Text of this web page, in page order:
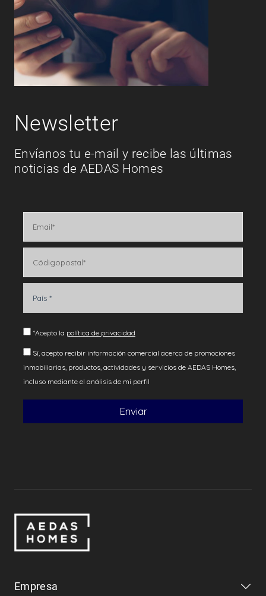
Newsletter
Envíanos tu e-mail y recibe las últimas
noticias de AEDAS Homes
Empresa